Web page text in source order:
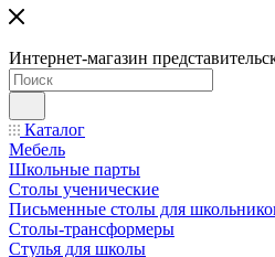
Интернет-магазин
Каталог
Мебель
Школьные парты
Столы ученические
Письменные столы для
Столы-трансформеры
Стулья для школы